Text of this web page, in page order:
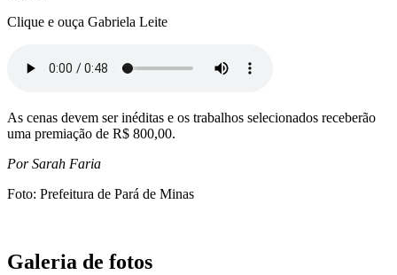
Clique e ouça Gabriela Leite
As cenas devem ser inéditas e os trabalhos selecionados receberão
uma premiação de R$ 800,00.
Por Sarah Faria
Foto: Prefeitura de Pará de Minas
Galeria de fotos